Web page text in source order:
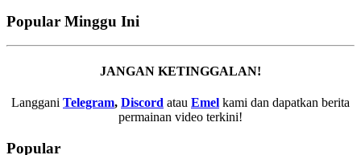
Popular Minggu Ini
JANGAN KETINGGALAN!
Langgani Telegram, Discord atau Emel kami dan dapatkan berita
permainan video terkini!
Popular